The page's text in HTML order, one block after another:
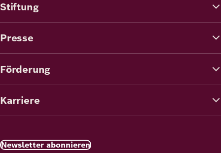
Stiftung
Presse
Förderung
Karriere
Newsletter abonnieren